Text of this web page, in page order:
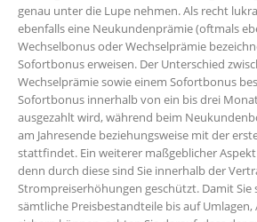
genau unter die Lupe nehmen. Als recht
ebenfalls eine Neukundenprämie (oftmals
Wechselbonus oder Wechselprämie
Sofortbonus erweisen. Der Unterschied
Wechselprämie sowie einem Sofortbonus
Sofortbonus innerhalb von ein bis drei
ausgezahlt wird, während beim
am Jahresende beziehungsweise mit der
stattfindet. Ein weiterer maßgeblicher
denn durch diese sind Sie innerhalb der
Strompreiserhöhungen geschützt. Damit Sie
sämtliche Preisbestandteile bis auf Umlagen,